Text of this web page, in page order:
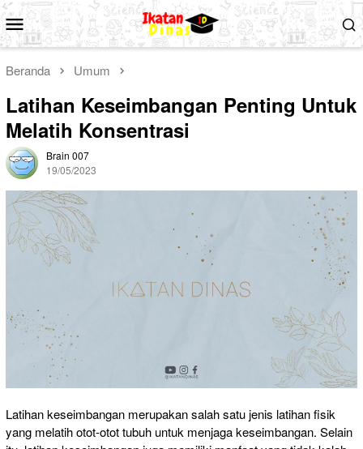
Loncat
ke
konten
Menu
Mobile
Beranda Umum
Latihan Keseimbangan Penting Untuk
Melatih Konsentrasi
Brain 007
19/05/2023
Latihan keseimbangan merupakan salah satu jenis latihan fisik
yang melatih otot-otot tubuh untuk menjaga keseimbangan. Selain